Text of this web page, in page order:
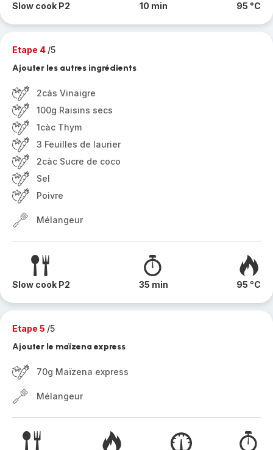
Slow cook P2 10 min 95 °C
Etape 4 /5
Ajouter les autres ingrédients
2càs Vinaigre
100g Raisins secs
1càc Thym
3 Feuilles de laurier
2càc Sucre de coco
Sel
Poivre
Mélangeur
Slow cook P2 35 min 95 °C
Etape 5 /5
Ajouter le maïzena express
70g Maïzena express
Mélangeur